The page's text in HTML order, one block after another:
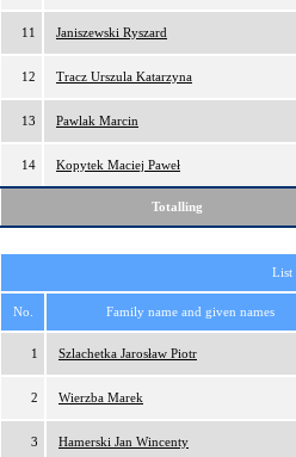
11 Janiszewski Ryszard
12 Tracz Urszula Katarzyna
13 Pawlak Marcin
14 Kopytek Maciej Paweł
Totalling
List
No. Family name and given names
1 Szlachetka Jarosław Piotr
2 Wierzba Marek
3 Hamerski Jan Wincenty